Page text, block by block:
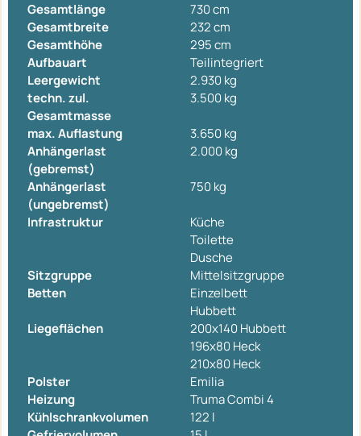
Gesamtlänge
730 cm
Gesamtbreite
232 cm
Gesamthöhe
295 cm
Aufbauart
Teilintegriert
Leergewicht
2.930 kg
techn. zul.
Gesamtmasse
3.500 kg
max. Auflastung
3.650 kg
Anhängerlast
(gebremst)
2.000 kg
Anhängerlast
(ungebremst)
750 kg
Infrastruktur
Küche
Toilette
Dusche
Sitzgruppe
Mittelsitzgruppe
Betten
Einzelbett
Hubbett
Liegeflächen
200x140 Hubbett
196x80 Heck
210x80 Heck
Polster
Emilia
Heizung
Truma Combi 4
Kühlschrankvolumen
122 l